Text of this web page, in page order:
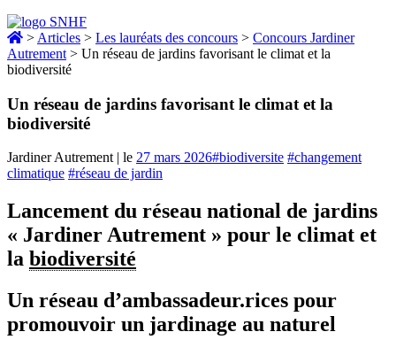
> Articles > Les lauréats des concours > Concours Jardiner
Autrement > Un réseau de jardins favorisant le climat et la
biodiversité
Un réseau de jardins favorisant le climat et la
biodiversité
Jardiner Autrement| le 27 mars 2026#biodiversite #changement
climatique #réseau de jardin
Lancement du réseau national de jardins
« Jardiner Autrement » pour le climat et
la biodiversité
Un réseau d’ambassadeur.rices pour
promouvoir un jardinage au naturel